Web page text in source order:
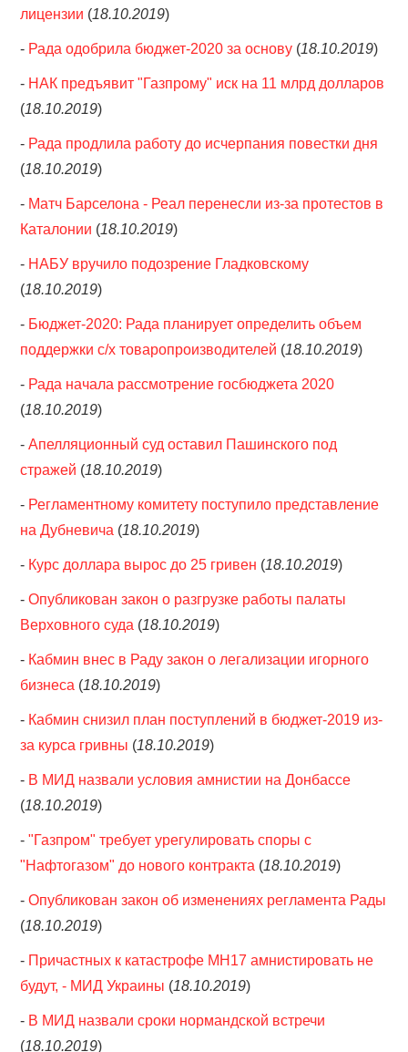
лицензии (18.10.2019)
- Рада одобрила бюджет-2020 за основу (18.10.2019)
- НАК предъявит "Газпрому" иск на 11 млрд долларов
(18.10.2019)
- Рада продлила работу до исчерпания повестки дня
(18.10.2019)
- Матч Барселона - Реал перенесли из-за протестов в
Каталонии (18.10.2019)
- НАБУ вручило подозрение Гладковскому
(18.10.2019)
- Бюджет-2020: Рада планирует определить объем
поддержки с/х товаропроизводителей (18.10.2019)
- Рада начала рассмотрение госбюджета 2020
(18.10.2019)
-Апелляционный суд оставил Пашинского под
стражей (18.10.2019)
- Регламентному комитету поступило представление
на Дубневича (18.10.2019)
- Курс доллара вырос до 25 гривен (18.10.2019)
-Опубликован закон о разгрузке работы палаты
Верховного суда (18.10.2019)
- Кабмин внес в Раду закон о легализации игорного
бизнеса (18.10.2019)
- Кабмин снизил план поступлений в бюджет-2019 из-
за курса гривны (18.10.2019)
- В МИД назвали условия амнистии на Донбассе
(18.10.2019)
-"Газпром" требует урегулировать споры с
"Нафтогазом" до нового контракта (18.10.2019)
-Опубликован закон об изменениях регламента Рады
(18.10.2019)
- Причастных к катастрофе МН17 амнистировать не
будут, - МИД Украины (18.10.2019)
- В МИД назвали сроки нормандской встречи
(18.10.2019)